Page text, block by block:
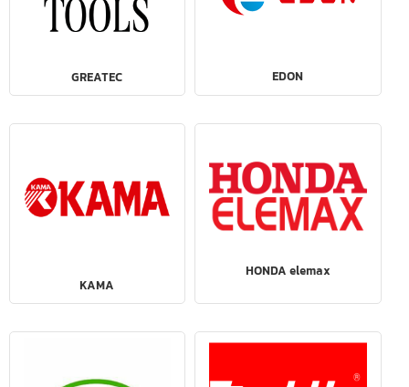
EDON
GREATEC
HONDA elemax
KAMA